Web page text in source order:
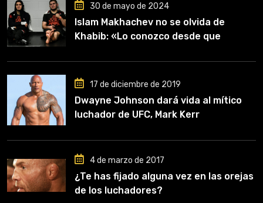
30 de mayo de 2024
Islam Makhachev no se olvida de
Khabib: «Lo conozco desde que
clave en mi carrera»
17 de diciembre de 2019
Dwayne Johnson dará vida al mítico
luchador de UFC, Mark Kerr
4 de marzo de 2017
¿Te has fijado alguna vez en las orejas
de los luchadores?